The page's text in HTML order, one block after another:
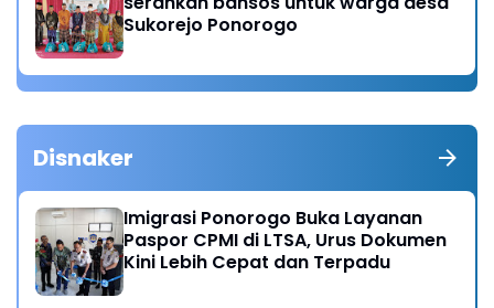
Sukorejo Ponorogo
Disnaker
Imigrasi Ponorogo Buka Layanan
Paspor CPMI di LTSA, Urus Dokumen
Kini Lebih Cepat dan Terpadu